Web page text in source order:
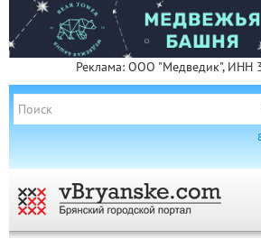
Реклама: ООО "Медведик", ИНН